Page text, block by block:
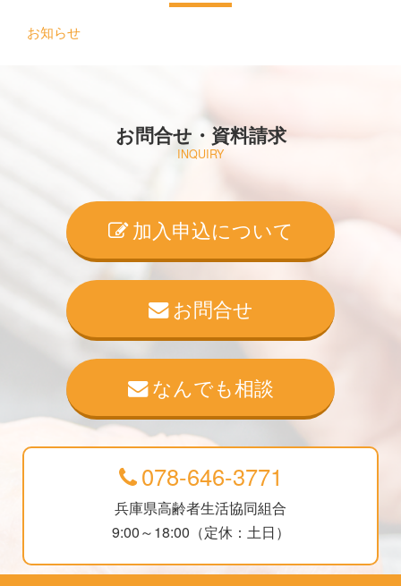
お知らせ
お問合せ・資料請求
INQUIRY
加入申込について
お問合せ
なんでも相談
078-646-3771
兵庫県高齢者生活協同組合
9:00～18:00（定休：土日）